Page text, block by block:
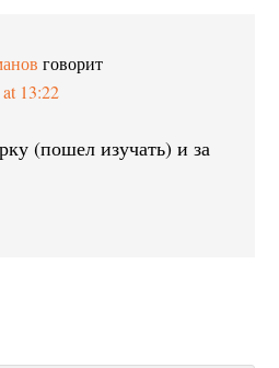
говорит
13:22
(пошел изучать) и за